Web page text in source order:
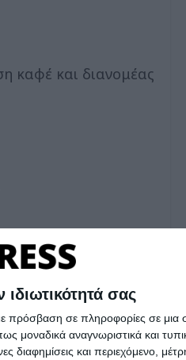
σας
πρόσβαση σε πληροφορίες σε
μοναδικά αναγνωριστικά και
διαφημίσεις και περιεχόμενο,
καφέ και διανομέας
με μηχανάκι της
cc και η κάρτα